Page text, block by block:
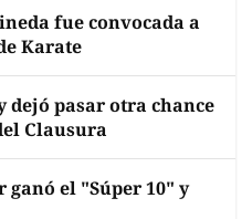
fue convocada a
Karate
dejó pasar otra chance
Clausura
el "Súper 10" y